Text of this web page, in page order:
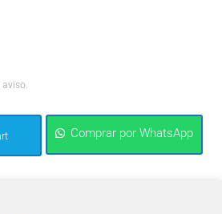
Comprar por WhatsApp